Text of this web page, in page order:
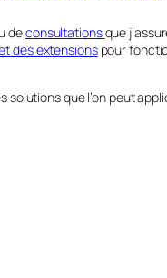
deconsultationsque
des extensionspour
que l’on peut